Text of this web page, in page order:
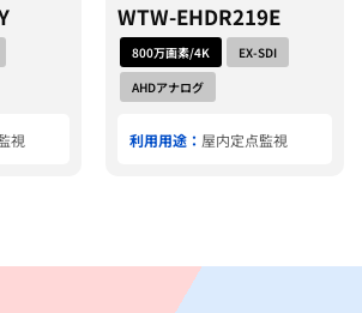
視
WTW-EHDR219E
800万画素/4K
EX-SDI
AHDアナログ
利用用途： 屋内定点監視